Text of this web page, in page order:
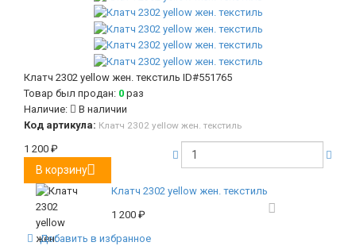
Клатч 2302 yellow жен. текстиль ID#551765
Товар был продан: 0 раз
Наличие:
В наличии
Код артикула: Клатч 2302 yellow жен. текстиль
1 200 ₽
В корзину
Клатч 2302 yellow жен. текстиль
1 200 ₽
Добавить в избранное